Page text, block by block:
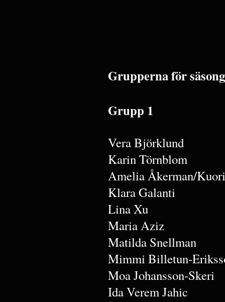
Grupperna för
Grupp 1
Vera Björklund
Karin Törnblom
Amelia Åkerman/
Klara Galanti
Lina Xu
Maria Aziz
Matilda Snellman
Mimmi Billetun-
Moa Johansson-Skeri
Ida Verem Jahic